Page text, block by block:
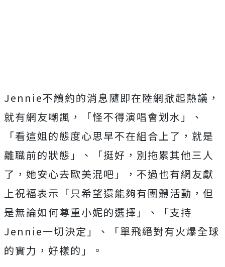
Jennie不續約的消息隨即在陸網掀起熱議，
就有網友嘲諷，
「怪不得演唱會划水」、
「看這姐的態度心思早不在組合上了，就是
離職前的狀態」、「挺好，別拖累其他三人
了，她安心去歐美混吧」，不過也有網友獻
上祝福表示「只希望還能夠有團體活動，但
是無論如何尊重小妮的選擇」、「支持
Jennie一切決定」、「單飛絕對有火爆全球
的實力，好樣的」。